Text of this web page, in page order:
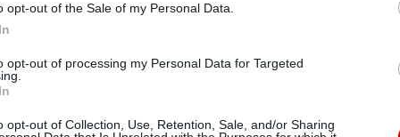
opt-out of the Sale of my Personal Data.
opt-out of processing my Personal Data for Targeted
opt-out of Collection, Use, Retention, Sale, and/or Sharing
z życia Kościoła w Polsce i na świecie.
będzie coraz trudniejsze.
za pośrednictwem serwisu Patronite.
Więcej informacji znajdziesz